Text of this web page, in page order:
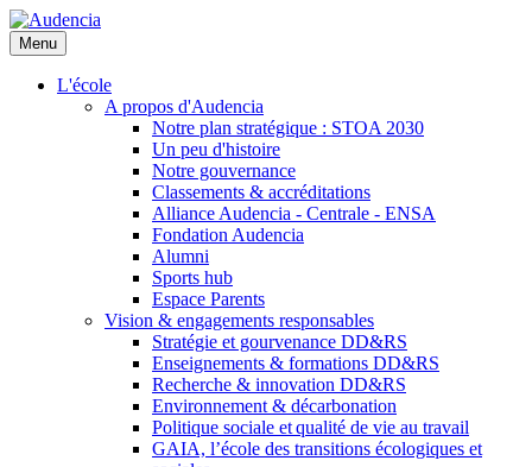
Aller
au
contenu
principal
Menu
L'école
A propos d'Audencia
Notre plan stratégique : STOA 2030
Un peu d'histoire
Notre gouvernance
Classements & accréditations
Alliance Audencia - Centrale - ENSA
Fondation Audencia
Alumni
Sports hub
Espace Parents
Vision & engagements responsables
Stratégie et gourvenance DD&RS
Enseignements & formations DD&RS
Recherche & innovation DD&RS
Environnement & décarbonation
Politique sociale et qualité de vie au travail
GAIA, l’école des transitions écologiques et